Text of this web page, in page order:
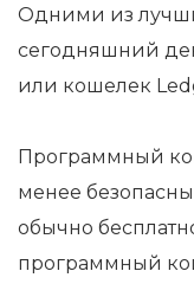
Одними из
сегодняшний
или кошелек
Программный
менее
обычно
программный